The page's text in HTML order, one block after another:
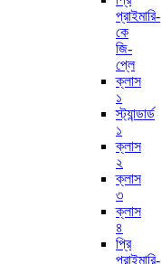
প্রাইমারি-
কে
জি-
প্লে
ক্লাস
১
স্ট্যান্ডার্ড
১
ক্লাস
২
ক্লাস
৩
ক্লাস
৪
প্রি
প্রাইমারি-